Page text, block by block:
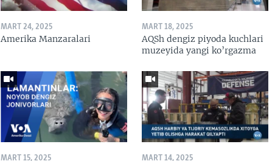
MART 24, 2025
Amerika Manzaralari
MART 18, 2025
AQSh dengiz piyoda kuchlari
muzeyida yangi ko’rgazma
MART 15, 2025 MART 14, 2025